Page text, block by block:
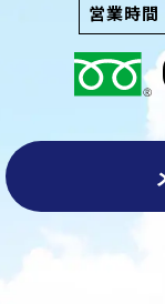
営業時間